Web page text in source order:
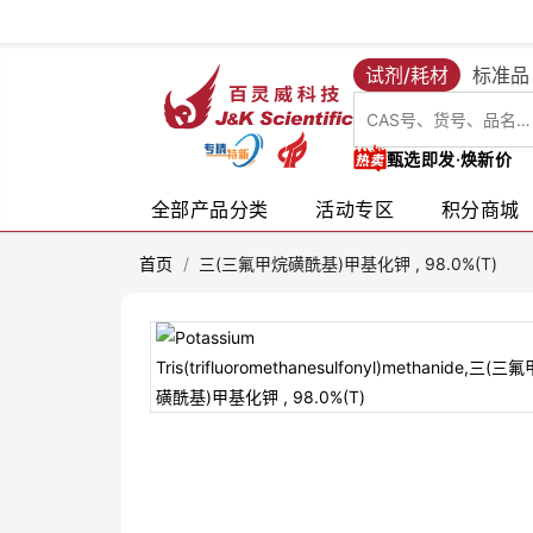
试剂/耗材 标准品
甄选即发·焕新价
全部产品分类 活动专区 积分商城
首页 / 三(三氟甲烷磺酰基)甲基化钾 , 98.0%(T)